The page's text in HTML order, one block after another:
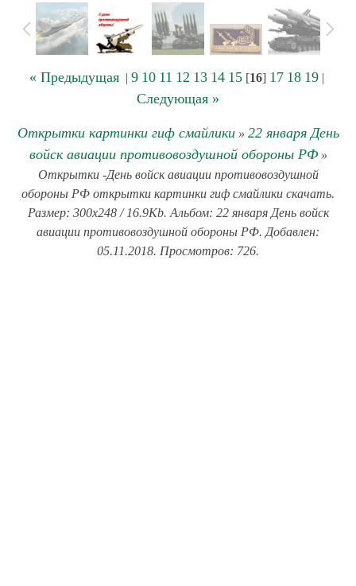
« Предыдущая| 9 10 11 12 13 14 15[16] 17 18 19|
Следующая »
Открытки картинки гиф смайлики» 22 января День
войск авиации противовоздушной обороны РФ»
Открытки -День войск авиации противовоздушной
обороны РФ открытки картинки гиф смайлики скачать.
Размер: 300x248 / 16.9Kb. Альбом: 22 января День войск
авиации противовоздушной обороны РФ. Добавлен:
05.11.2018. Просмотров: 726.